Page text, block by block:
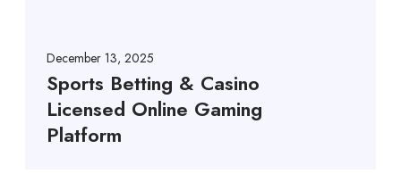
December 13, 2025
Sports Betting & Casino
Licensed Online Gaming
Platform